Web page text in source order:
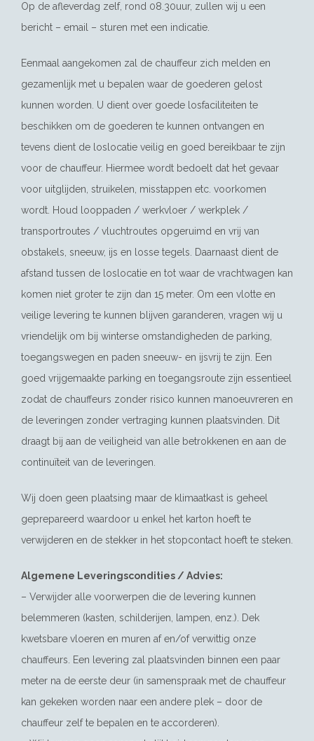
Op de afleverdag zelf, rond 08.30uur, zullen wij u een
bericht – email – sturen met een indicatie.
Eenmaal aangekomen zal de chauffeur zich melden en
gezamenlijk met u bepalen waar de goederen gelost
kunnen worden. U dient over goede losfaciliteiten te
beschikken om de goederen te kunnen ontvangen en
tevens dient de loslocatie veilig en goed bereikbaar te zijn
voor de chauffeur. Hiermee wordt bedoelt dat het gevaar
voor uitglijden, struikelen, misstappen etc. voorkomen
wordt. Houd looppaden / werkvloer / werkplek /
transportroutes / vluchtroutes opgeruimd en vrij van
obstakels, sneeuw, ijs en losse tegels. Daarnaast dient de
afstand tussen de loslocatie en tot waar de vrachtwagen kan
komen niet groter te zijn dan 15 meter. Om een vlotte en
veilige levering te kunnen blijven garanderen, vragen wij u
vriendelijk om bij winterse omstandigheden de parking,
toegangswegen en paden sneeuw- en ijsvrij te zijn. Een
goed vrijgemaakte parking en toegangsroute zijn essentieel
zodat de chauffeurs zonder risico kunnen manoeuvreren en
de leveringen zonder vertraging kunnen plaatsvinden. Dit
draagt bij aan de veiligheid van alle betrokkenen en aan de
continuïteit van de leveringen.
Wij doen geen plaatsing maar de klimaatkast is geheel
geprepareerd waardoor u enkel het karton hoeft te
verwijderen en de stekker in het stopcontact hoeft te steken.
Algemene Leveringscondities / Advies:
– Verwijder alle voorwerpen die de levering kunnen
belemmeren (kasten, schilderijen, lampen, enz.). Dek
kwetsbare vloeren en muren af en/of verwittig onze
chauffeurs. Een levering zal plaatsvinden binnen een paar
meter na de eerste deur (in samenspraak met de chauffeur
kan gekeken worden naar een andere plek – door de
chauffeur zelf te bepalen en te accorderen).